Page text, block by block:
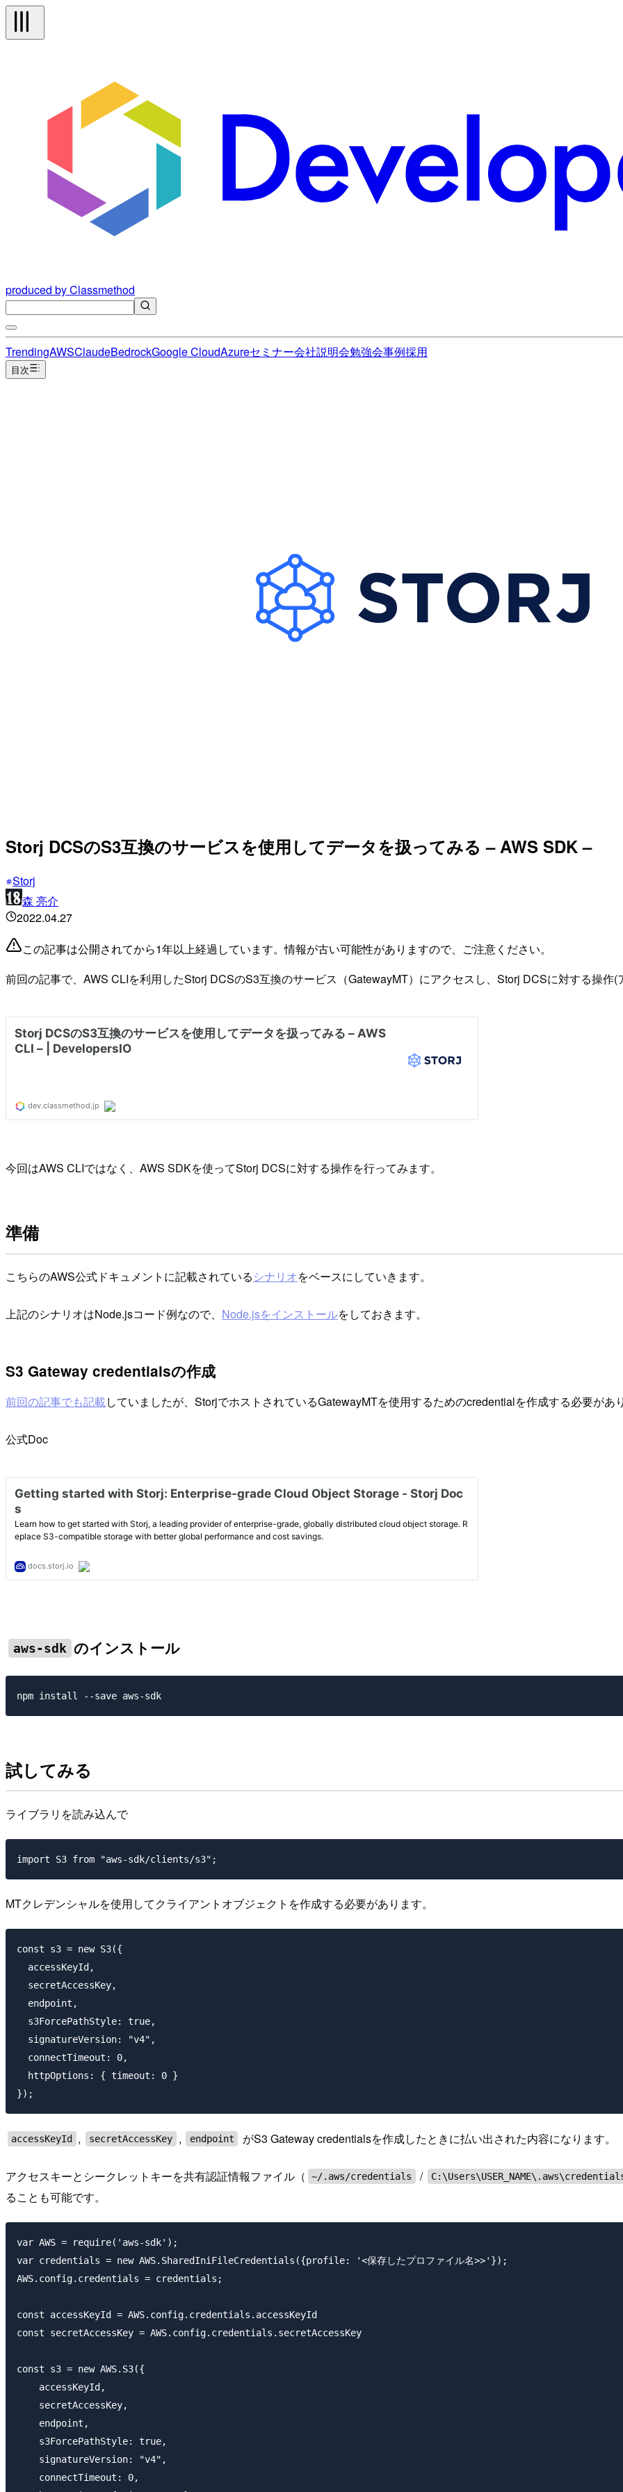
produced by Classmethod
TrendingAWSClaudeBedrockGoogle CloudAzureセミナー会社説明会勉強会事例採用
目次
Storj DCSのS3互換のサービスを使用してデータを扱ってみる – AWS SDK –
Storj
森 亮介
2022.04.27
この記事は公開されてから1年以上経過しています。情報が古い可能性がありますので、ご注意ください。
前回の記事で、AWS CLIを利用したStorj DCSのS3互換のサービス（GatewayMT）にアクセスし、Storj DCSに対する操作(
今回はAWS CLIではなく、AWS SDKを使ってStorj DCSに対する操作を行ってみます。
準備
こちらのAWS公式ドキュメントに記載されているシナリオをベースにしていきます。
上記のシナリオはNode.jsコード例なので、 Node.jsをインストールをしておきます。
S3 Gateway credentialsの作成
前回の記事でも記載していましたが、StorjでホストされているGatewayMTを使用するためのcredentialを作成する必要があり
公式Doc
aws-sdk のインストール
試してみる
ライブラリを読み込んで
MTクレデンシャルを使用してクライアントオブジェクトを作成する必要があります。
const s3 = new S3({
  accessKeyId,
  secretAccessKey,
  endpoint,
  s3ForcePathStyle: true,
  signatureVersion: "v4",
  connectTimeout: 0,
  httpOptions: { timeout: 0 }
accessKeyId , secretAccessKey , endpoint がS3 Gateway credentialsを作成したときに払い出された内容になります。
アクセスキーとシークレットキーを共有認証情報ファイル（ ~/.aws/credentials /
ることも可能です。
var AWS = require('aws-sdk');
var credentials = new AWS.SharedIniFileCredentials({profile: '<保存したプロファイル名>>'});
AWS.config.credentials = credentials;
const accessKeyId = AWS.config.credentials.accessKeyId
const secretAccessKey = AWS.config.credentials.secretAccessKey
const s3 = new AWS.S3({
    accessKeyId,
    secretAccessKey,
    endpoint,
    s3ForcePathStyle: true,
    signatureVersion: "v4",
    connectTimeout: 0,